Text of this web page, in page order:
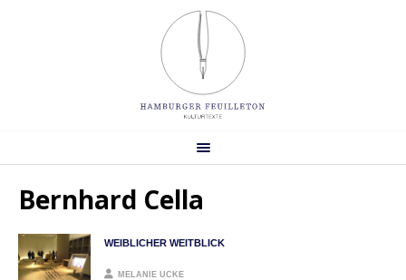
Bernhard Cella
WEIBLICHER WEITBLICK
MELANIE UCKE